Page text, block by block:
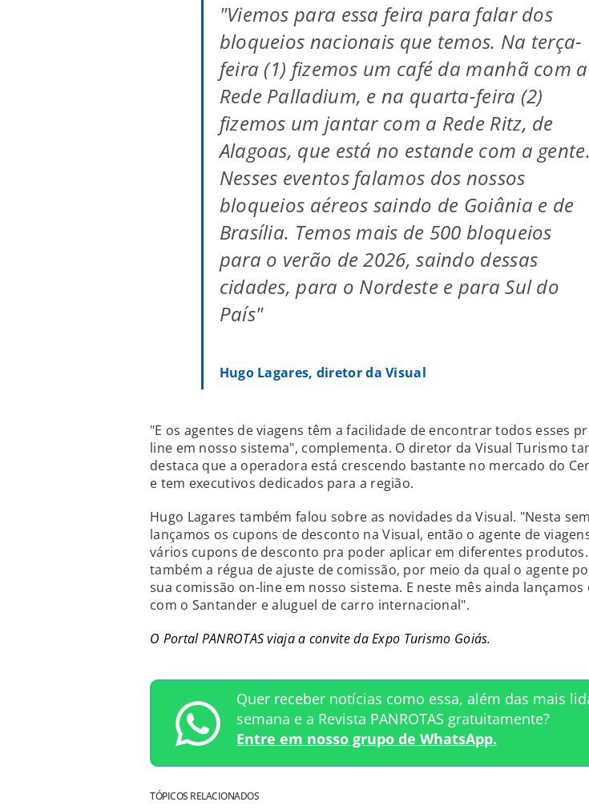
"Viemos para essa feira para falar dos
bloqueios nacionais que temos. Na terça-
feira (1) fizemos um café da manhã com a
Rede Palladium, e na quarta-feira (2)
fizemos um jantar com a Rede Ritz, de
Alagoas, que está no estande com a gente.
Nesses eventos falamos dos nossos
bloqueios aéreos saindo de Goiânia e de
Brasília. Temos mais de 500 bloqueios
para o verão de 2026, saindo dessas
cidades, para o Nordeste e para Sul do
País"
Hugo Lagares, diretor da Visual
"E os agentes de viagens têm a facilidade de encontrar todos esses
line em nosso sistema", complementa. O diretor da Visual Turismo
destaca que a operadora está crescendo bastante no mercado do
e tem executivos dedicados para a região.
Hugo Lagares também falou sobre as novidades da Visual. "Nesta
lançamos os cupons de desconto na Visual, então o agente de
vários cupons de desconto pra poder aplicar em diferentes produtos.
também a régua de ajuste de comissão, por meio da qual o agente
sua comissão on-line em nosso sistema. E neste mês ainda
com o Santander e aluguel de carro internacional".
O Portal PANROTAS viaja a convite da Expo Turismo Goiás.
Quer receber notícias como essa, além das mais
semana e a Revista PANROTAS gratuitamente?
Entre em nosso grupo de WhatsApp.
TÓPICOS RELACIONADOS